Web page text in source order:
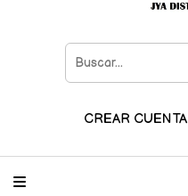
CREAR CUENTA